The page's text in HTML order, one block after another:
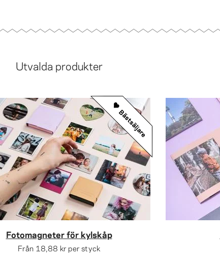
Utvalda produkter
Fotomagneter för kylskåp
Från 18,88 kr per styck
Bästsäljare